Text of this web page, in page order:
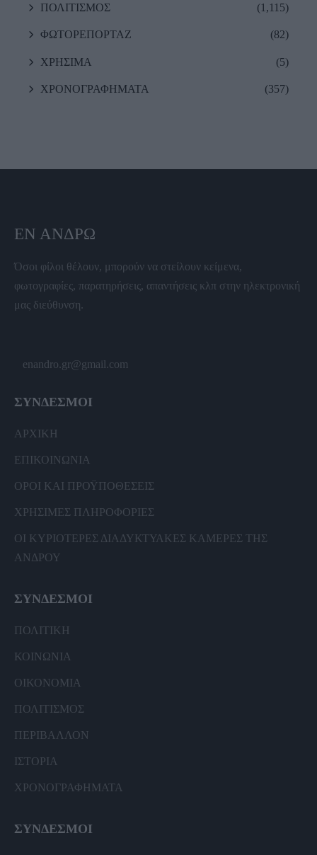
ΠΟΛΙΤΙΣΜΟΣ (1,115)
ΦΩΤΟΡΕΠΟΡΤΑΖ (82)
ΧΡΗΣΙΜΑ (5)
ΧΡΟΝΟΓΡΑΦΗΜΑΤΑ (357)
ΕΝ ΆΝΔΡΩ
Όσοι φίλοι θέλουν, μπορούν να στείλουν κείμενα,
φωτογραφίες, παρατηρήσεις, απαντήσεις κλπ στην ηλεκτρονική
μας διεύθυνση.
enandro.gr@gmail.com
ΣΥΝΔΕΣΜΟΙ
ΑΡΧΙΚΗ
ΕΠΙΚΟΙΝΩΝΙΑ
ΟΡΟΙ ΚΑΙ ΠΡΟΫΠΟΘΕΣΕΙΣ
ΧΡΗΣΙΜΕΣ ΠΛΗΡΟΦΟΡΙΕΣ
ΟΙ ΚΥΡΙΟΤΕΡΕΣ ΔΙΑΔΥΚΤΥΑΚΕΣ ΚΑΜΕΡΕΣ ΤΗΣ
ΑΝΔΡΟΥ
ΣΥΝΔΕΣΜΟΙ
ΠΟΛΙΤΙΚΗ
ΚΟΙΝΩΝΙΑ
ΟΙΚΟΝΟΜΙΑ
ΠΟΛΙΤΙΣΜΟΣ
ΠΕΡΙΒΑΛΛΟΝ
ΙΣΤΟΡΙΑ
ΧΡΟΝΟΓΡΑΦΗΜΑΤΑ
ΣΥΝΔΕΣΜΟΙ